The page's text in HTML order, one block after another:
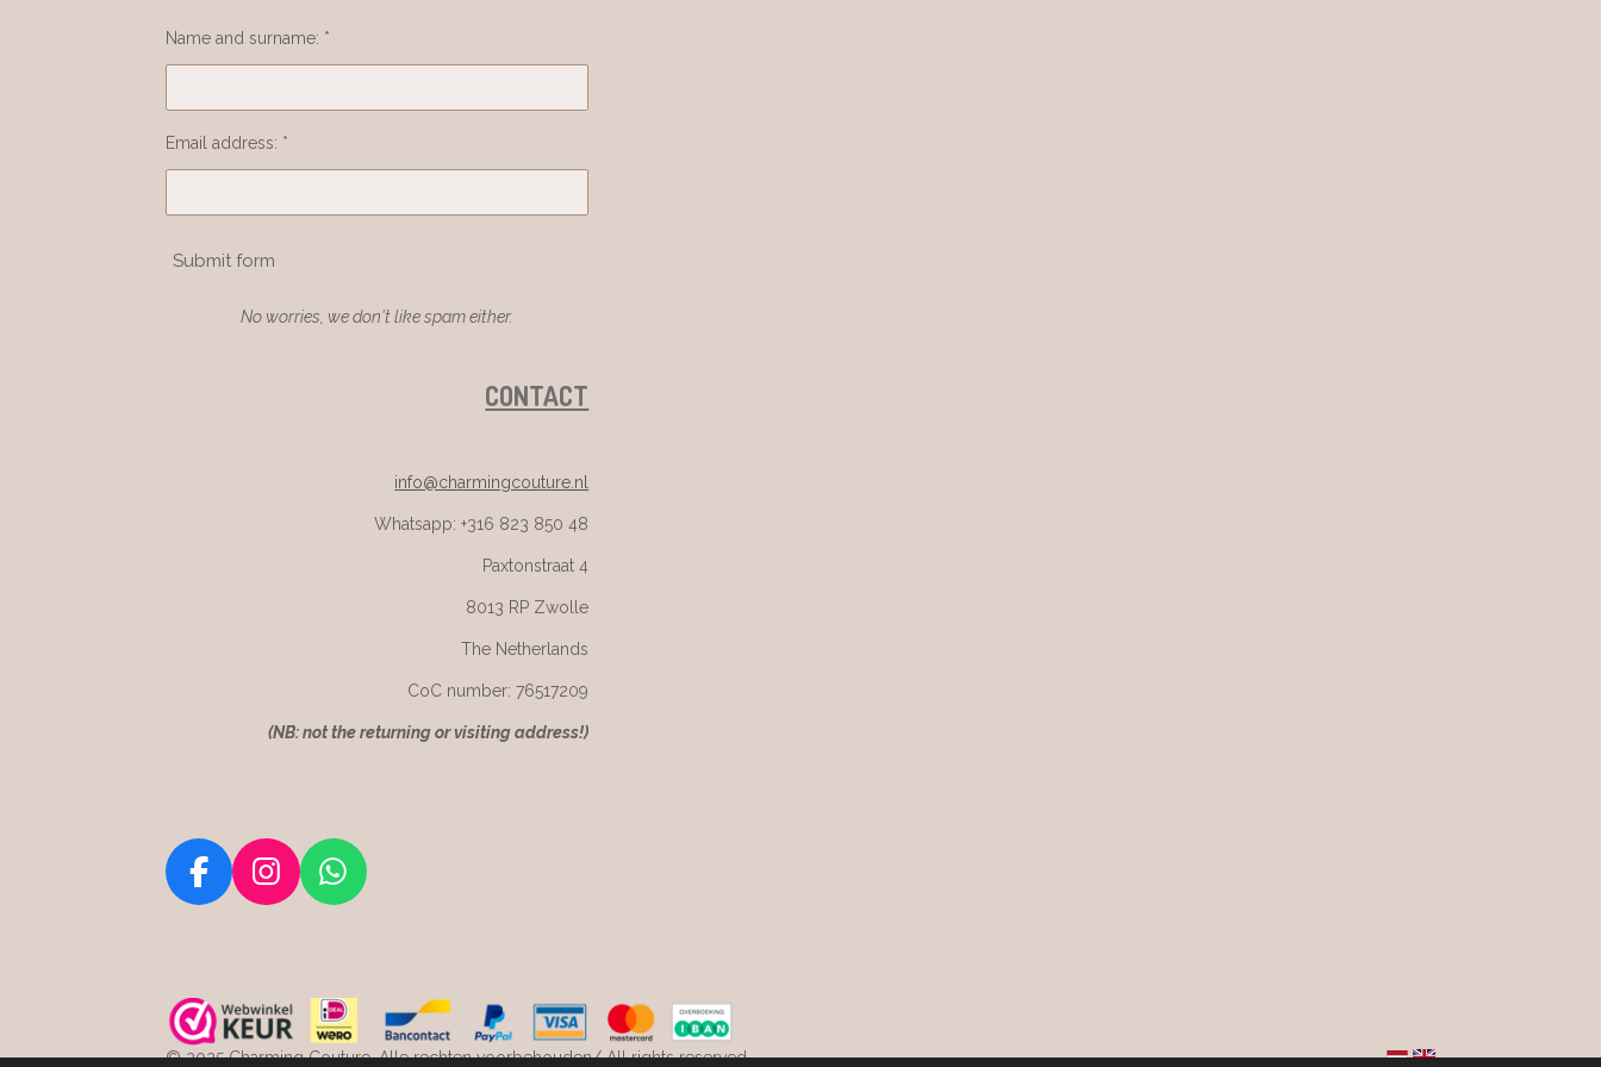
Name and surname: *
Email address: *
Submit form
No worries, we don't like spam either.
CONTACT
info@charmingcouture.nl
Whatsapp: +316 823 850 48
Paxtonstraat 4
8013 RP Zwolle
The Netherlands
CoC number: 76517209
(NB: not the returning or visiting address!)
F
b
o
I
a
g
W
s
A
© 2025 Charming Couture. Alle rechten voorbehouden/ All rights reserved.